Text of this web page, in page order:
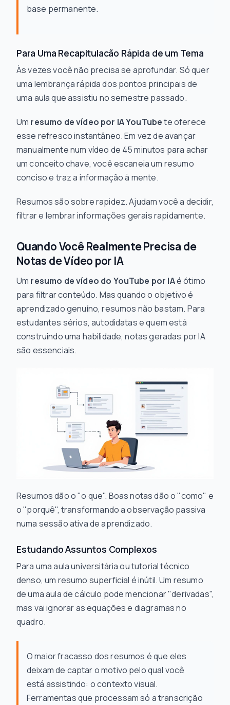
base permanente.
Para Uma Recapitulacão Rápida de um Tema
Às vezes você não precisa se aprofundar. Só quer
uma lembrança rápida dos pontos principais de
uma aula que assistiu no semestre passado.
Um resumo de vídeo por IA YouTubete oferece
esse refresco instantâneo. Em vez de avançar
manualmente num vídeo de 45 minutos para achar
um conceito chave, você escaneia um resumo
conciso e traz a informação à mente.
Resumos são sobre rapidez. Ajudam você a decidir,
filtrar e lembrar informações gerais rapidamente.
Quando Você Realmente Precisa de
Notas de Vídeo por IA
Um resumo de vídeo do YouTube por IAé ótimo
para filtrar conteúdo. Mas quando o objetivo é
aprendizado genuíno, resumos não bastam. Para
estudantes sérios, autodidatas e quem está
construindo uma habilidade, notas geradas por IA
são essenciais.
Resumos dão o "o que". Boas notas dão o "como" e
o "porquê", transformando a observação passiva
numa sessão ativa de aprendizado.
Estudando Assuntos Complexos
Para uma aula universitária ou tutorial técnico
denso, um resumo superficial é inútil. Um resumo
de uma aula de cálculo pode mencionar "derivadas",
mas vai ignorar as equações e diagramas no
quadro.
O maior fracasso dos resumos é que eles
deixam de captar o motivo pelo qual você
está assistindo: o contexto visual.
Ferramentas que processam só a transcrição